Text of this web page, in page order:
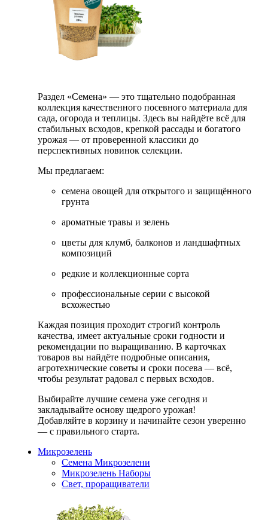
Раздел «Семена» — это тщательно подобранная
коллекция качественного посевного материала для
сада, огорода и теплицы. Здесь вы найдёте всё для
стабильных всходов, крепкой рассады и богатого
урожая — от проверенной классики до
перспективных новинок селекции.
Мы предлагаем:
семена овощей для открытого и защищённого
грунта
ароматные травы и зелень
цветы для клумб, балконов и ландшафтных
композиций
редкие и коллекционные сорта
профессиональные серии с высокой
всхожестью
Каждая позиция проходит строгий контроль
качества, имеет актуальные сроки годности и
рекомендации по выращиванию. В карточках
товаров вы найдёте подробные описания,
агротехнические советы и сроки посева — всё,
чтобы результат радовал с первых всходов.
Выбирайте лучшие семена уже сегодня и
закладывайте основу щедрого урожая!
Добавляйте в корзину и начинайте сезон уверенно
— с правильного старта.
Микрозелень
Семена Микрозелени
Микрозелень Наборы
Свет, проращиватели